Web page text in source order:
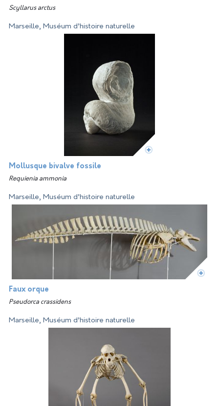
Scyllarus arctus
Marseille, Muséum d’histoire naturelle
Mollusque bivalve fossile
Requienia ammonia
Marseille, Muséum d’histoire naturelle
Faux orque
Pseudorca crassidens
Marseille, Muséum d’histoire naturelle